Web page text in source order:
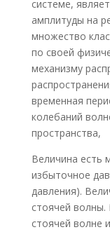
системе,
амплитуды на
множество
по своей
механизму
временная
колебаний
пространства,
Величина есть
избыточное
давления).
стоячей
стоячей волне